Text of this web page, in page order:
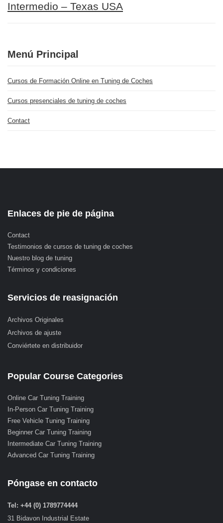
Intermedio – Texas USA
Menú Principal
Cursos de Formación Online en Tuning de Coches
Cursos presenciales de tuning de coches
Contact
Enlaces de pie de página
Contact
Testimonios de cursos de tuning de coches
Nuestro blog de tuning
Términos y condiciones
Servicios de reasignación
Archivos Originales
Archivos de ajuste
Conviértete en distribuidor
Popular Course Categories
Online Car Tuning Training
In-Person Car Tuning Training
Free Vehicle Tuning Training
Beginner Car Tuning Training
Intermediate Car Tuning Training
Advanced Car Tuning Training
Póngase en contacto
Tel: +44 (0) 1789774444
31 Bidavon Industrial Estate